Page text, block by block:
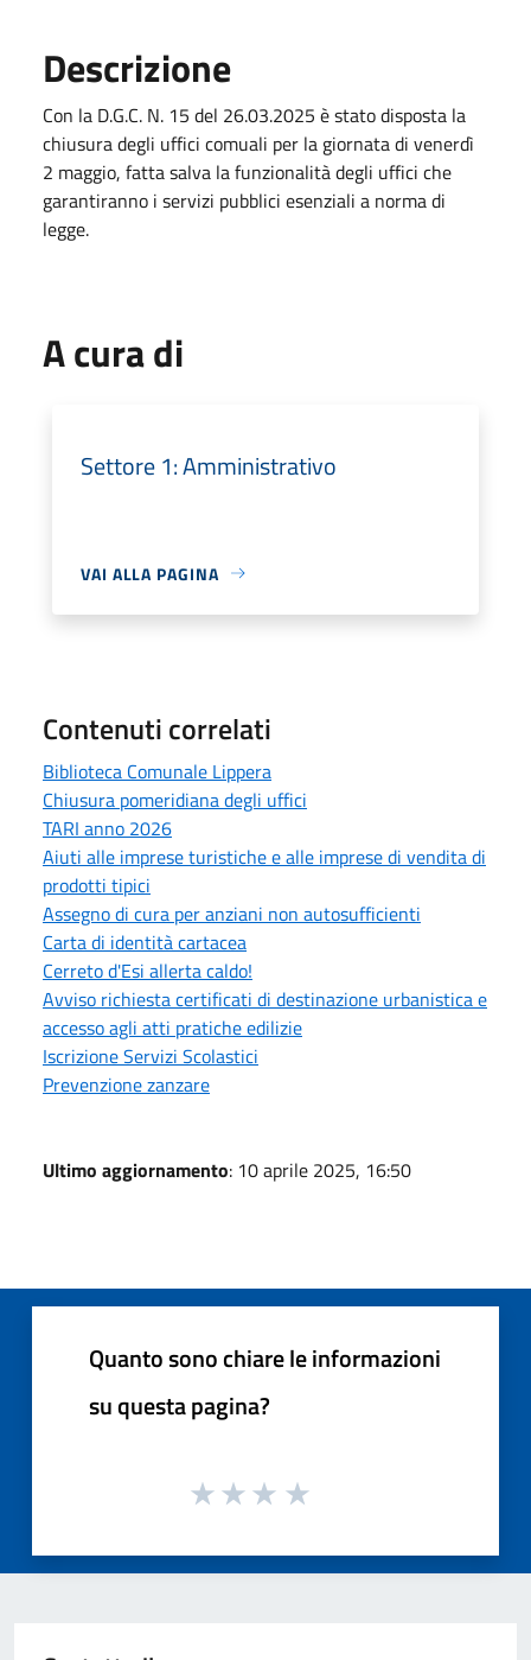
Descrizione
Con la D.G.C. N. 15 del 26.03.2025 è stato disposta la
chiusura degli uffici comuali per la giornata di venerdì
2 maggio, fatta salva la funzionalità degli uffici che
garantiranno i servizi pubblici esenziali a norma di
legge.
A cura di
Settore 1: Amministrativo
VAI ALLA PAGINA
Contenuti correlati
Biblioteca Comunale Lippera
Chiusura pomeridiana degli uffici
TARI anno 2026
Aiuti alle imprese turistiche e alle imprese di vendita di
prodotti tipici
Assegno di cura per anziani non autosufficienti
Carta di identità cartacea
Cerreto d'Esi allerta caldo!
Avviso richiesta certificati di destinazione urbanistica e
accesso agli atti pratiche edilizie
Iscrizione Servizi Scolastici
Prevenzione zanzare
Ultimo aggiornamento: 10 aprile 2025, 16:50
Quanto sono chiare le informazioni
su questa pagina?